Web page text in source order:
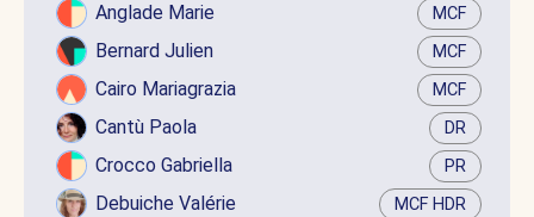
Anglade Marie MCF
Bernard Julien MCF
Cairo Mariagrazia MCF
Cantù Paola DR
Crocco Gabriella PR
Debuiche Valérie MCF HDR